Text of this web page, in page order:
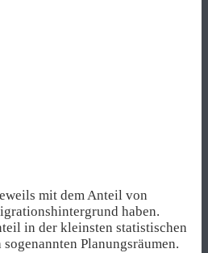
mit dem Anteil von
haben.
in der kleinsten statistischen
Planungsräumen.